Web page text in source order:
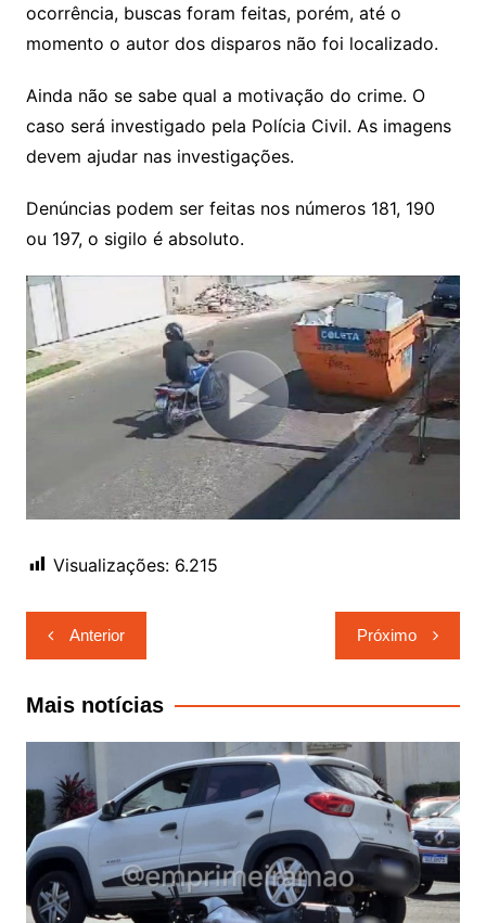
ocorrência, buscas foram feitas, porém, até o
momento o autor dos disparos não foi localizado.
Ainda não se sabe qual a motivação do crime. O
caso será investigado pela Polícia Civil. As imagens
devem ajudar nas investigações.
Denúncias podem ser feitas nos números 181, 190
ou 197, o sigilo é absoluto.
Visualizações: 6.215
Navegação
de
Post
Anterior Próximo
Mais notícias